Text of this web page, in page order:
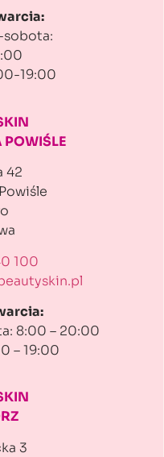
sobota:
19:00
POWIŚLE
42
100
8:00 – 20:00
– 19:00
3